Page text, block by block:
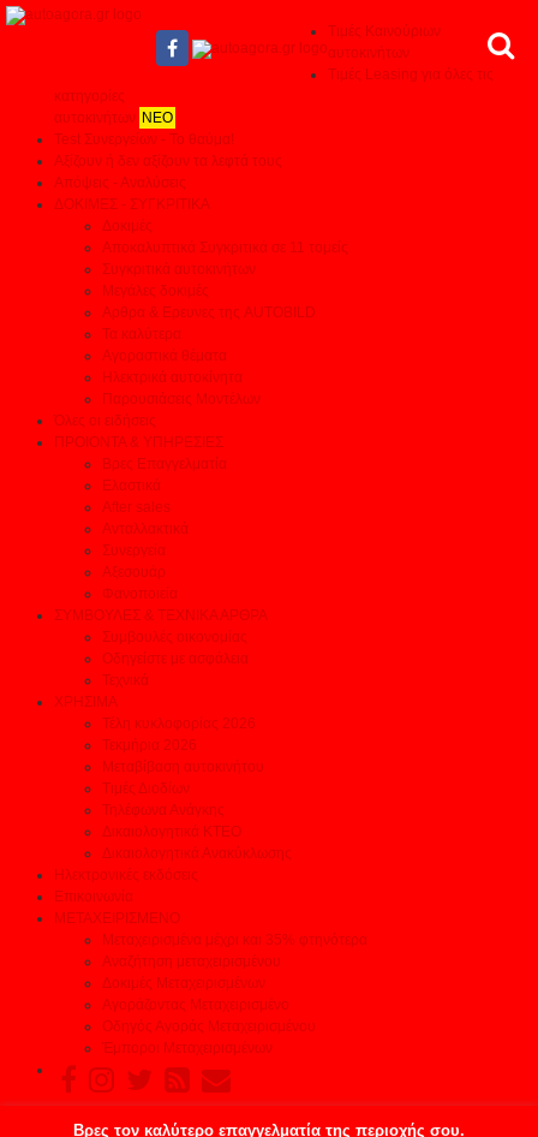
Τιμές Καινούριων
αυτοκινήτων
Τιμές Leasing για όλες τις
κατηγορίες
αυτοκινήτων ΝΕΟ
Test Συνεργείων - Το θαύμα!
Αξίζουν ή δεν αξίζουν τα λεφτά τους
Απόψεις - Αναλύσεις
ΔΟΚΙΜΕΣ - ΣΥΓΚΡΙΤΙΚΑ
Δοκιμές
Αποκαλυπτικά Συγκριτικά σε 11 τομείς
Συγκριτικά αυτοκινήτων
Μεγάλες δοκιμές
Αρθρα & Ερευνες της AUTOBILD
Τα καλύτερα
Αγοραστικά θέματα
Ηλεκτρικά αυτοκίνητα
Παρουσιάσεις Μοντέλων
Όλες οι ειδήσεις
ΠΡΟΙΟΝΤΑ & ΥΠΗΡΕΣΙΕΣ
Βρες Επαγγελματία
Ελαστικά
After sales
Ανταλλακτικά
Συνεργεία
Αξεσουάρ
Φανοποιεία
ΣΥΜΒΟΥΛΕΣ & ΤΕΧΝΙΚΑ ΑΡΘΡΑ
Συμβουλές οικονομίας
Οδηγείστε με ασφάλεια
Τεχνικά
ΧΡΗΣΙΜΑ
Τέλη κυκλοφορίας 2026
Τεκμήρια 2026
Μεταβίβαση αυτοκινήτου
Τιμές Διοδίων
Τηλέφωνα Ανάγκης
Δικαιολογητικά ΚΤΕΟ
Δικαιολογητικά Ανακύκλωσης
Ηλεκτρονικές εκδόσεις
Επικοινωνία
ΜΕΤΑΧΕΙΡΙΣΜΕΝΟ
Μεταχειρισμένα μέχρι και 35% φτηνότερα
Αναζήτηση μεταχειρισμένου
Δοκιμές Μεταχειρισμένων
Αγοράζοντας Μεταχειρισμένο
Οδηγός Αγοράς Μεταχειρισμένου
Έμποροι Μεταχειρισμένων